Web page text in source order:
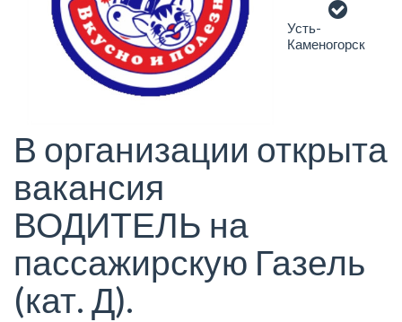
Усть-
Каменогорск
В организации открыта
вакансия
ВОДИТЕЛЬ на
пассажирскую Газель
(кат. Д).